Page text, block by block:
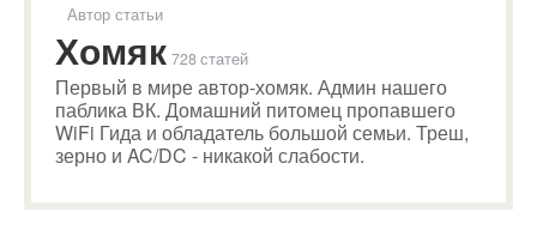
Автор статьи
Хомяк 728 статей
Первый в мире автор-хомяк. Админ нашего
паблика ВК. Домашний питомец пропавшего
WiFi Гида и обладатель большой семьи. Треш,
зерно и AC/DC - никакой слабости.